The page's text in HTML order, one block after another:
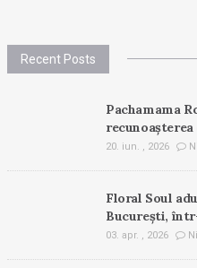
Recent Posts
Pachamama
20. iun. , 2026
Floral Soul
București,
03. apr. , 2026